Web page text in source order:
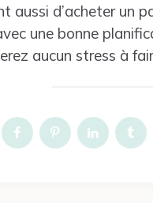
aussi d’acheter un
une bonne
aucun stress à